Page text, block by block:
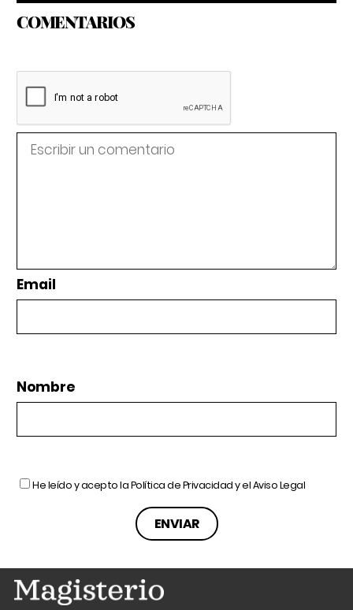
COMENTARIOS
Email
Nombre
He leído y acepto laPolítica de Privacidady elAviso Legal